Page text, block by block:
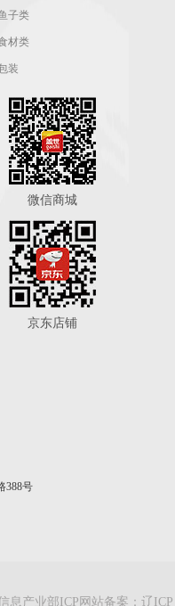
子类
材类
装
微信商城
京东店铺
388号
息产业部ICP网站备案： 辽ICP